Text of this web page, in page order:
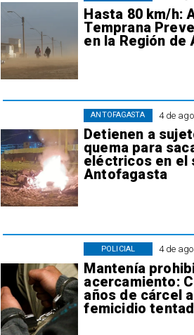
Hasta 80 km/h:
Temprana
en la Región de
4 de
Detienen a
quema para
eléctricos en el
Antofagasta
ANTOFAGASTA
4 de
Mantenía
acercamiento:
años de cárcel
femicidio
POLICIAL